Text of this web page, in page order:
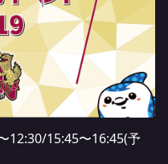
12:30/15:45〜16:45(予